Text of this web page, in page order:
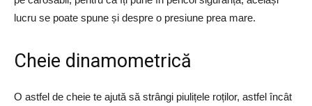
lucru se poate spune și despre o presiune prea mare.
Cheie dinamometrică
O astfel de cheie te ajută să strângi piulițele roților, astfel încât